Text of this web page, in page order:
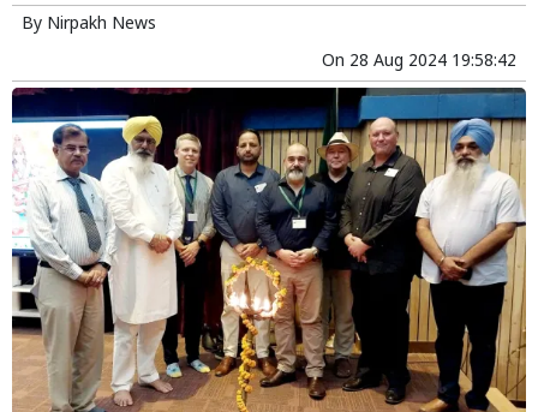
By Nirpakh News
On 28 Aug 2024 19:58:42